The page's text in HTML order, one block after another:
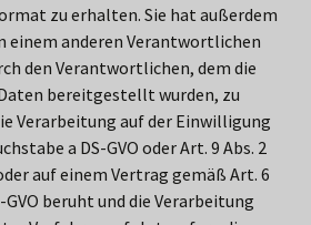
zu erhalten. Sie hat außerdem
einem anderen Verantwortlichen
den Verantwortlichen, dem die
bereitgestellt wurden, zu
Verarbeitung auf der Einwilligung
a DS-GVO oder Art. 9 Abs. 2
auf einem Vertrag gemäß Art. 6
GVO beruht und die Verarbeitung